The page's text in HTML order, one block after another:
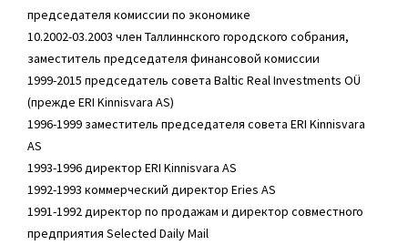
председателя комиссии по экономике
10.2002-03.2003 член Таллиннского городского собрания,
заместитель председателя финансовой комиссии
1999-2015 председатель совета Baltic Real Investments OÜ
(прежде ERI Kinnisvara AS)
1996-1999 заместитель председателя совета ERI Kinnisvara
AS
1993-1996 директор ERI Kinnisvara AS
1992-1993 коммерческий директор Eries AS
1991-1992 директор по продажам и директор совместного
предприятия Selected Daily Mail